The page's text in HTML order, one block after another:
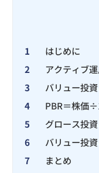
1
はじめに
2
アクティブ
3
バリュー投
4
PBR＝株価
5
グロース投
6
バリュー投
7
まとめ